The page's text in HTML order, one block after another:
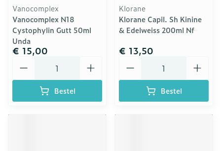
Vanocomplex
Vanocomplex N18
Cystophylin Gutt 50ml
Unda
€ 15,00
Bestel
Klorane
Klorane Capil. Sh Kinine
& Edelweiss 200ml Nf
€ 13,50
Bestel